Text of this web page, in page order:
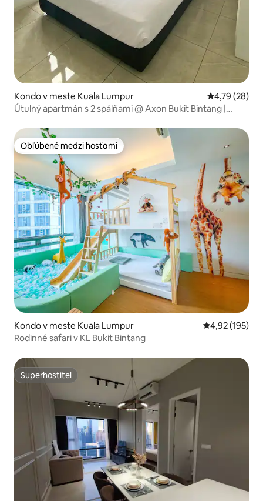
Kondo v meste Kuala Lumpur Priemerné
4,79 (28)
Útulný apartmán s 2 spálňami @ Axon Bukit Bintang |
Obľúbené medzi hosťami
Obľúbené medzi hosťami
Kondo v meste Kuala Lumpur Priemerné
4,92 (195)
Rodinné safari v KL Bukit Bintang
Superhostiteľ
Superhostiteľ